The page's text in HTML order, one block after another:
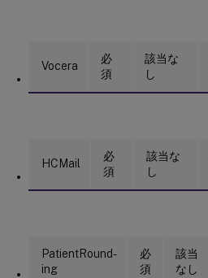
Vocera
必
須
該当な
し
HCMail
必
須
該当な
し
PatientRound-
ing
必
須
該当
なし